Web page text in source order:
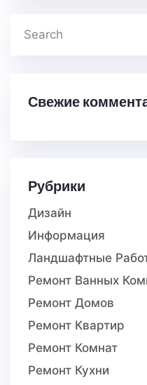
Свежие
Рубрики
Дизайн
Информация
Ландшафтные
Ремонт Ванных
Ремонт Домов
Ремонт Квартир
Ремонт Комнат
Ремонт Кухни